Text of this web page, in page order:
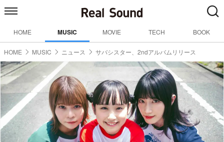
HOME MUSIC MOVIE TECH BOOK
HOME MUSIC ニュース サバシスター、2ndアルバムリリース